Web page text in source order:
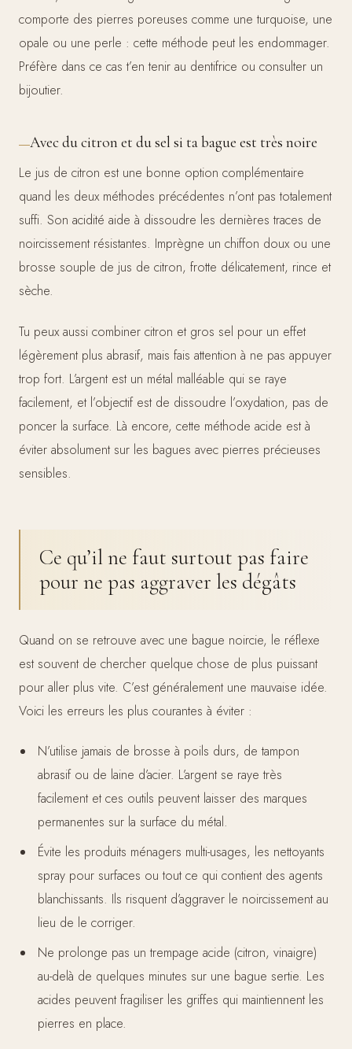
comporte des pierres poreuses comme une turquoise, une
opale ou une perle : cette méthode peut les endommager.
Préfère dans ce cas t’en tenir au dentifrice ou consulter un
bijoutier.
Avec du citron et du sel si ta bague est très noire
Le jus de citron est une bonne option complémentaire
quand les deux méthodes précédentes n’ont pas totalement
suffi. Son acidité aide à dissoudre les dernières traces de
noircissement résistantes. Imprègne un chiffon doux ou une
brosse souple de jus de citron, frotte délicatement, rince et
sèche.
Tu peux aussi combiner citron et gros sel pour un effet
légèrement plus abrasif, mais fais attention à ne pas appuyer
trop fort. L’argent est un métal malléable qui se raye
facilement, et l’objectif est de dissoudre l’oxydation, pas de
poncer la surface. Là encore, cette méthode acide est à
éviter absolument sur les bagues avec pierres précieuses
sensibles.
Ce qu’il ne faut surtout pas faire
pour ne pas aggraver les dégâts
Quand on se retrouve avec une bague noircie, le réflexe
est souvent de chercher quelque chose de plus puissant
pour aller plus vite. C’est généralement une mauvaise idée.
Voici les erreurs les plus courantes à éviter :
N’utilise jamais de brosse à poils durs, de tampon
abrasif ou de laine d’acier. L’argent se raye très
facilement et ces outils peuvent laisser des marques
permanentes sur la surface du métal.
Évite les produits ménagers multi-usages, les nettoyants
spray pour surfaces ou tout ce qui contient des agents
blanchissants. Ils risquent d’aggraver le noircissement au
lieu de le corriger.
Ne prolonge pas un trempage acide (citron, vinaigre)
au-delà de quelques minutes sur une bague sertie. Les
acides peuvent fragiliser les griffes qui maintiennent les
pierres en place.